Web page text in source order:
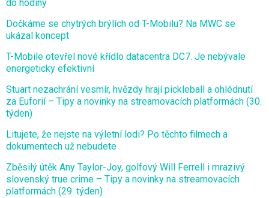
do hodiny
Dočkáme se chytrých brýlích od T-Mobilu? Na MWC se
ukázal koncept
T-Mobile otevřel nové křídlo datacentra DC7. Je nebývale
energeticky efektivní
Stuart nezachrání vesmír, hvězdy hrají pickleball a ohlédnutí
za Euforií – Tipy a novinky na streamovacích platformách (30.
týden)
Litujete, že nejste na výletní lodi? Po těchto filmech a
dokumentech už nebudete
Zběsilý útěk Any Taylor-Joy, golfový Will Ferrell i mrazivý
slovenský true crime – Tipy a novinky na streamovacích
platformách (29. týden)